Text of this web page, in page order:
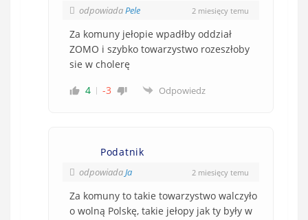
odpowiadaPele 2 miesięcy temu
Za komuny jełopie wpadłby oddział
ZOMO i szybko towarzystwo rozeszłoby
sie w cholerę
4
-3 Odpowiedz
Podatnik
odpowiadaJa 2 miesięcy temu
Za komuny to takie towarzystwo walczyło
o wolną Polskę, takie jełopy jak ty były w